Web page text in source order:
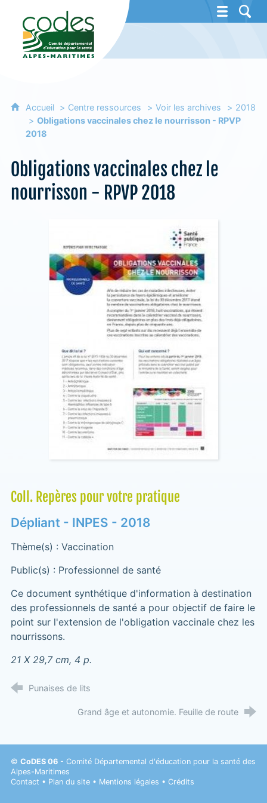
CoDES 06 - Comité départemental
Accueil Centre ressources Voir les archives
2018
Obligations vaccinales chez le nourrisson - RPVP
2018
Obligations vaccinales chez le
nourrisson - RPVP 2018
Coll. Repères pour votre pratique
Dépliant - INPES - 2018
Thème(s) : Vaccination
Public(s) : Professionnel de santé
Ce document synthétique d'information à destination
des professionnels de santé a pour objectif de faire le
point sur l'extension de l'obligation vaccinale chez les
nourrissons.
21 X 29,7 cm, 4 p.
Punaises de lits
Grand âge et autonomie. Feuille de route
© CoDES 06- Comité Départemental d'éducation pour la santé des
Alpes-Maritimes
Contact • Plan du site• Mentions légales • Crédits